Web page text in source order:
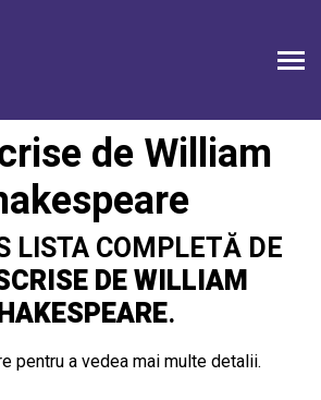
de William
LISTA COMPLETĂ DE
DE WILLIAM
.
pentru a vedea mai multe detalii.